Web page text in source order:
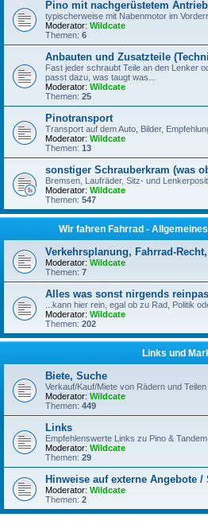
Pino mit nachgerüstetem
typischerweise mit Nabenmotor im
Moderator: Wildcate
Themen: 6
Anbauten und Zusatzteile
Fast jeder schraubt Teile an den Lenker
passt dazu, was taugt was...
Moderator: Wildcate
Themen: 25
Pinotransport
Transport auf dem Auto, Bilder,
Moderator: Wildcate
Themen: 13
sonstiger Schrauberkram (was
Bremsen, Laufräder, Sitz- und
Moderator: Wildcate
Themen: 547
Wir fahren Fahrrad -
Verkehrsplanung, Fahrrad-
Moderator: Wildcate
Themen: 7
Alles was sonst nirgends
...kann hier rein, egal ob zu Rad, Politik
Moderator: Wildcate
Themen: 202
Links und
Biete, Suche
Verkauf/Kauf/Miete von Rädern und Teilen
Moderator: Wildcate
Themen: 449
Links
Empfehlenswerte Links zu Pino & Tandem
Moderator: Wildcate
Themen: 29
Hinweise auf externe Angebote /
Moderator: Wildcate
Themen: 2